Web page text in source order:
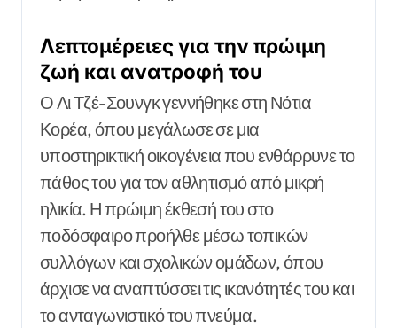
Λεπτομέρειες για την πρώιμη
ζωή και ανατροφή του
Ο Λι Τζέ-Σουνγκ γεννήθηκε στη Νότια
Κορέα, όπου μεγάλωσε σε μια
υποστηρικτική οικογένεια που ενθάρρυνε το
πάθος του για τον αθλητισμό από μικρή
ηλικία. Η πρώιμη έκθεσή του στο
ποδόσφαιρο προήλθε μέσω τοπικών
συλλόγων και σχολικών ομάδων, όπου
άρχισε να αναπτύσσει τις ικανότητές του και
το ανταγωνιστικό του πνεύμα.